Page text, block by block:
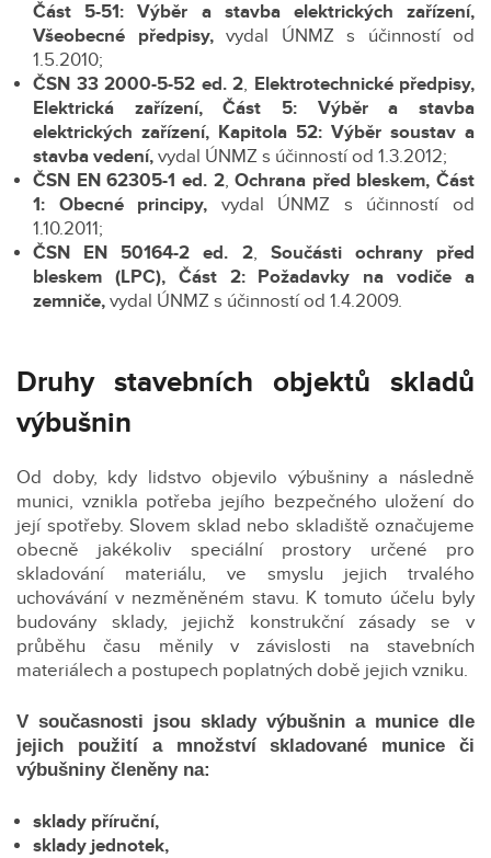
Část 5-51: Výběr a stavba elektrických zařízení,
Všeobecné předpisy, vydal ÚNMZ s účinností od
1.5.2010;
ČSN 33 2000-5-52 ed. 2, Elektrotechnické předpisy,
Elektrická zařízení, Část 5: Výběr a stavba
elektrických zařízení, Kapitola 52: Výběr soustav a
stavba vedení, vydal ÚNMZ s účinností od 1.3.2012;
ČSN EN 62305-1 ed. 2,Ochrana před bleskem, Část
1: Obecné principy, vydal ÚNMZ s účinností od
1.10.2011;
ČSN EN 50164-2 ed. 2, Součásti ochrany před
bleskem (LPC), Část 2: Požadavky na vodiče a
zemniče, vydal ÚNMZ s účinností od 1.4.2009.
Druhy stavebních objektů skladů
výbušnin
Od doby, kdy lidstvo objevilo výbušniny a následně
munici, vznikla potřeba jejího bezpečného uložení do
její spotřeby. Slovem sklad nebo skladiště označujeme
obecně jakékoliv speciální prostory určené pro
skladování materiálu, ve smyslu jejich trvalého
uchovávání v nezměněném stavu. K tomuto účelu byly
budovány sklady, jejichž konstrukční zásady se v
průběhu času měnily v závislosti na stavebních
materiálech a postupech poplatných době jejich vzniku.
V současnosti jsou sklady výbušnin a munice dle
jejich použití a množství skladované munice či
výbušniny členěny na:
sklady příruční,
sklady jednotek,